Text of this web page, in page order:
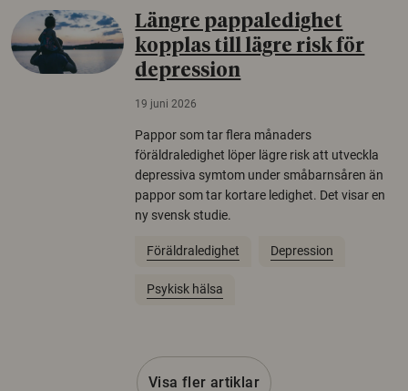
Längre pappaledighet
kopplas till lägre risk för
depression
19 juni 2026
Pappor som tar flera månaders
föräldraledighet löper lägre risk att utveckla
depressiva symtom under småbarnsåren än
pappor som tar kortare ledighet. Det visar en
ny svensk studie.
Föräldraledighet Depression
Psykisk hälsa
Visa fler artiklar